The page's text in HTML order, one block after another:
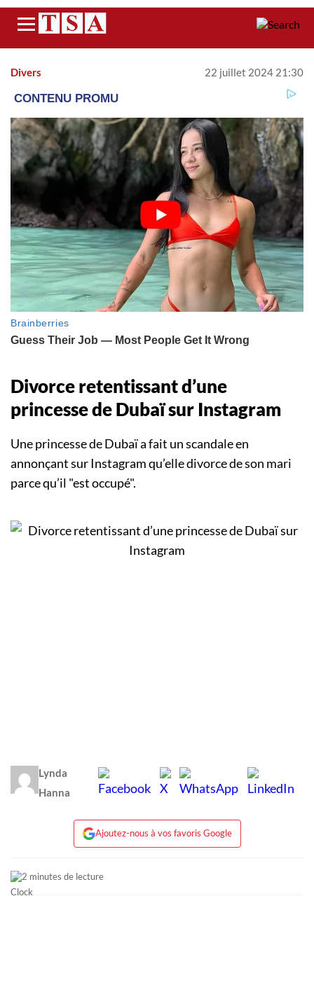
Menu
Divers 22 juillet 2024 21:30
Divorce retentissant d’une
princesse de Dubaï sur Instagram
Une princesse de Dubaï a fait un scandale en
annonçant sur Instagram qu’elle divorce de son mari
parce qu’il "est occupé".
Lynda
Hanna
Ajoutez-nous à vos favoris Google
2 minutes de lecture